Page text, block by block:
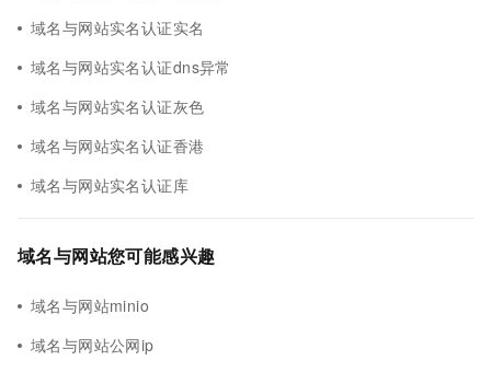
域名与网站实名认证实名
域名与网站实名认证dns异常
域名与网站实名认证灰色
域名与网站实名认证香港
域名与网站实名认证库
域名与网站您可能感兴趣
域名与网站minio
域名与网站公网ip